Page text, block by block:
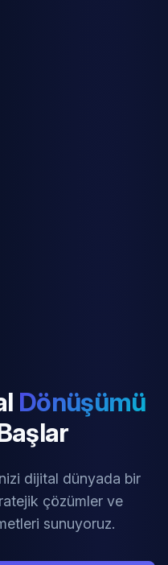
Dönüşümü
dijital dünyada bir
çözümler ve
sunuyoruz.